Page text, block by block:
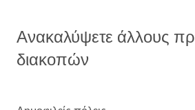
Ανακαλύψετε άλλους
διακοπών